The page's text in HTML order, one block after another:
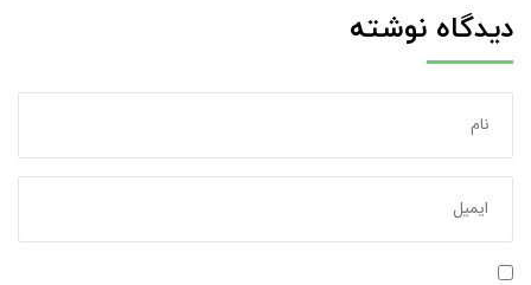
دیدگاه نوشته